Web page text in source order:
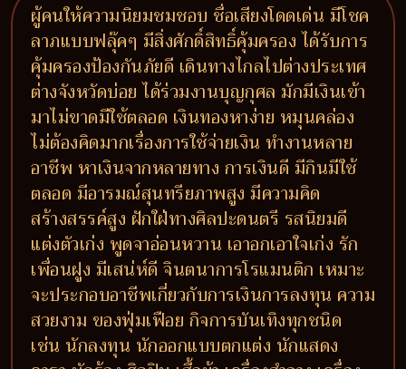
ผู้คนให้ความนิยมชมชอบ ชื่อเสียงโดดเด่น มีโชค
ลาภแบบฟลุ๊คๆ มีสิ่งศักดิ์สิทธิ์คุ้มครอง ได้รับการ
คุ้มครองป้องกันภัยดี เดินทางไกลไปต่างประเทศ
ต่างจังหวัดบ่อย ได้ร่วมงานบุญกุศล มักมีเงินเข้า
มาไม่ขาดมีใช้ตลอด เงินทองหาง่าย หมุนคล่อง
ไม่ต้องคิดมากเรื่องการใช้จ่ายเงิน ทำงานหลาย
อาชีพ หาเงินจากหลายทาง การเงินดี มีกินมีใช้
ตลอด มีอารมณ์สุนทรียภาพสูง มีความคิด
สร้างสรรค์สูง ฝักใฝ่ทางศิลปะดนตรี รสนิยมดี
แต่งตัวเก่ง พูดจาอ่อนหวาน เอาอกเอาใจเก่ง รัก
เพื่อนฝูง มีเสน่ห์ดี จินตนาการโรแมนติก เหมาะ
จะประกอบอาชีพเกี่ยวกับการเงินการลงทุน ความ
สวยงาม ของฟุ่มเฟือย กิจการบันเทิงทุกชนิด
เช่น นักลงทุน นักออกแบบตกแต่ง นักแสดง